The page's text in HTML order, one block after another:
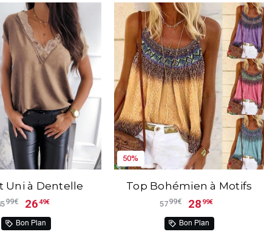
Uni à Dentelle
99€ 2649€
Bon Plan
50%
Top Bohémien à Motifs
5799€ 28 99€
Bon Plan